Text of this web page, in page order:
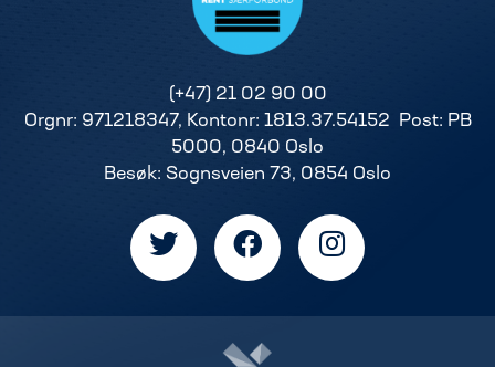
(+47) 21 02 90 00
Orgnr: 971218347, Kontonr: 1813.37.54152 Post: PB
5000, 0840 Oslo
Besøk: Sognsveien 73, 0854 Oslo